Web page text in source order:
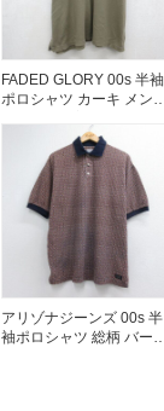
FADED GLORY 00s 半袖
ポロシャツ カーキ メン
アリゾナジーンズ 00s 半
袖ポロシャツ 総柄 バー